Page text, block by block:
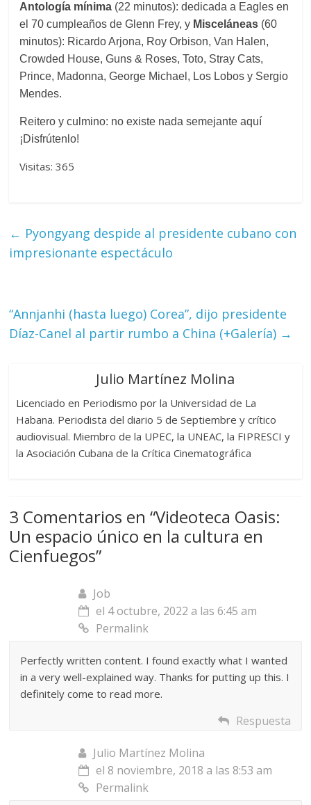
Antología mínima (22 minutos): dedicada a Eagles en
el 70 cumpleaños de Glenn Frey, y Misceláneas (60
minutos): Ricardo Arjona, Roy Orbison, Van Halen,
Crowded House, Guns & Roses, Toto, Stray Cats,
Prince, Madonna, George Michael, Los Lobos y Sergio
Mendes.
Reitero y culmino: no existe nada semejante aquí
¡Disfrútenlo!
Visitas: 365
← Pyongyang despide al presidente cubano con
impresionante espectáculo
“Annjanhi (hasta luego) Corea”, dijo presidente
Díaz-Canel al partir rumbo a China (+Galería) →
Julio Martínez Molina
Licenciado en Periodismo por la Universidad de La
Habana. Periodista del diario 5 de Septiembre y crítico
audiovisual. Miembro de la UPEC, la UNEAC, la FIPRESCI y
la Asociación Cubana de la Crítica Cinematográfica
3 Comentarios en “Videoteca Oasis:
Un espacio único en la cultura en
Cienfuegos”
Job
el 4 octubre, 2022 a las 6:45 am
Permalink
Perfectly written content. I found exactly what I wanted
in a very well-explained way. Thanks for putting up this. I
definitely come to read more.
Respuesta
Julio Martínez Molina
el 8 noviembre, 2018 a las 8:53 am
Permalink